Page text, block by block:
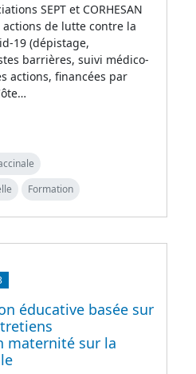
SEPT et CORHESAN
de lutte contre la
19 (dépistage,
barrières, suivi médico-
actions, financées par
Formation
éducative basée sur
maternité sur la